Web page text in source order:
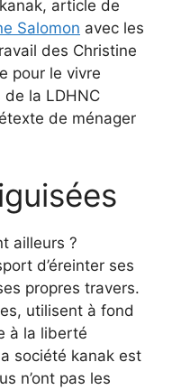
article de
Salomon avec les
des Christine
pour le vivre
la LDHNC
de ménager
ailleurs ?
d’éreinter ses
propres travers.
utilisent à fond
à la liberté
société kanak est
n’ont pas les